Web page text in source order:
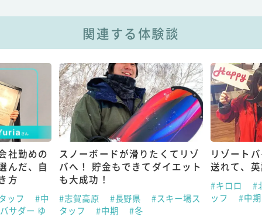
関連する体験談
社勤めの
んだ、自
方
ッフ
#中
サダー ゆ
スノーボードが滑りたくてリゾ
バへ！ 貯金もできてダイエット
も大成功！
#志賀高原 #長野県
#スキー場ス
タッフ
#中期 #冬
リゾート
送れて、
#キロロ
#
ッフ
#中